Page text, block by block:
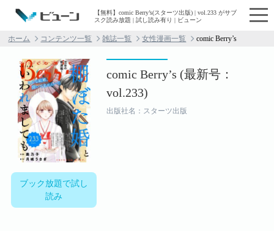
【無料】comic Berry’s(スターツ出版) | vol.233 がサブ
スク読み放題 | 試し読み有り | ビューン
ホーム コンテンツ一覧 雑誌一覧 女性漫画一覧 comic Berry’s
ブック放題で試し
読み
comic Berry’s (最新号：
vol.233)
出版社名：スターツ出版